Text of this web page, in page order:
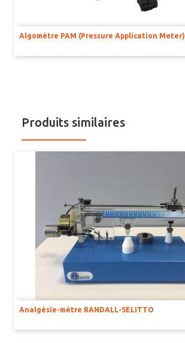
Algomètre PAM (Pressure Application Meter)
Produits similaires
Analgésie-mètre RANDALL-SELITTO